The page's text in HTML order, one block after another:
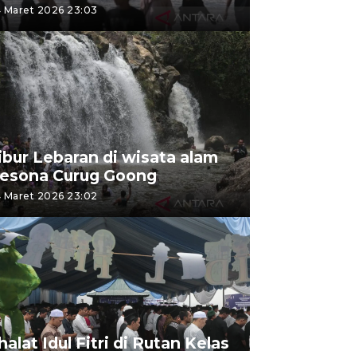
Maret 2026 23:03
Lebaran di wisata alam
Curug Goong
Maret 2026 23:02
Idul Fitri di Rutan Kelas